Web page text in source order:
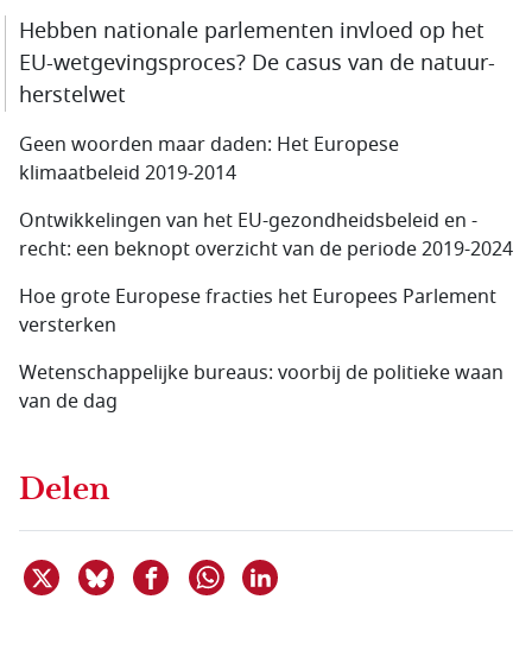
Hebben nationale parlementen invloed op het
EU-wetgevings­proces? De casus van de natuur­
herstelwet
Geen woorden maar daden: Het Europese
klimaatbeleid 2019-2014
Ontwikkelingen van het EU-gezondheidsbeleid en -
recht: een beknopt overzicht van de periode 2019-2024
Hoe grote Europese fracties het Europees Parlement
versterken
Wetenschappelijke bureaus: voorbij de politieke waan
van de dag
Delen
Deel dit item op X
Deel dit item op Bluesky
Deel dit item op Facebook
Delen via WhatsApp